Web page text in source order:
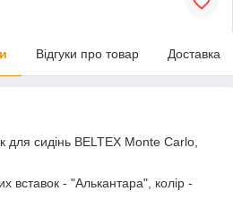
Відгуки про товар Доставка
для сидінь BELTEX Monte Carlo,
вставок - "Алькантара", колір -